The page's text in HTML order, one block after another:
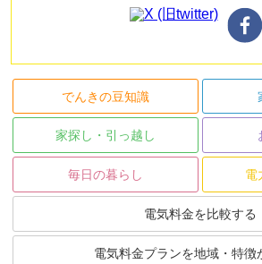
でんきの豆知識
家探し・引っ越し
毎日の暮らし 電
電気料金を比較する
電気料金プランを地域・特徴